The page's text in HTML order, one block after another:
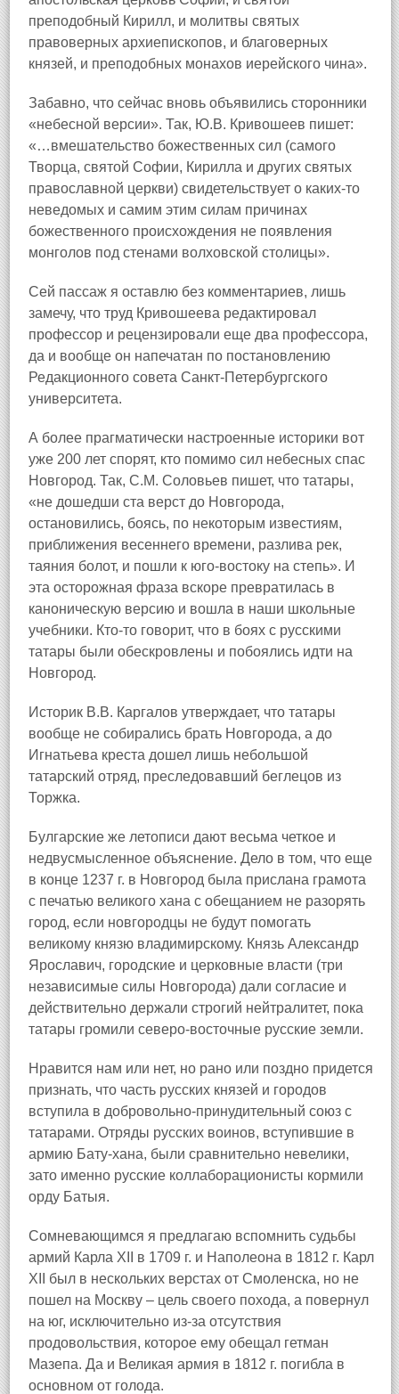
преподобный Кирилл, и молитвы святых
правоверных архиепископов, и благоверных
князей, и преподобных монахов иерейского чина».
Забавно, что сейчас вновь объявились сторонники
«небесной версии». Так, Ю.В. Кривошеев пишет:
«…вмешательство божественных сил (самого
Творца, святой Софии, Кирилла и других святых
православной церкви) свидетельствует о каких-то
неведомых и самим этим силам причинах
божественного происхождения не появления
монголов под стенами волховской столицы».
Сей пассаж я оставлю без комментариев, лишь
замечу, что труд Кривошеева редактировал
профессор и рецензировали еще два профессора,
да и вообще он напечатан по постановлению
Редакционного совета Санкт-Петербургского
университета.
А более прагматически настроенные историки вот
уже 200 лет спорят, кто помимо сил небесных спас
Новгород. Так, С.М. Соловьев пишет, что татары,
«не дошедши ста верст до Новгорода,
остановились, боясь, по некоторым известиям,
приближения весеннего времени, разлива рек,
таяния болот, и пошли к юго-востоку на степь». И
эта осторожная фраза вскоре превратилась в
каноническую версию и вошла в наши школьные
учебники. Кто-то говорит, что в боях с русскими
татары были обескровлены и побоялись идти на
Новгород.
Историк В.В. Каргалов утверждает, что татары
вообще не собирались брать Новгорода, а до
Игнатьева креста дошел лишь небольшой
татарский отряд, преследовавший беглецов из
Торжка.
Булгарские же летописи дают весьма четкое и
недвусмысленное объяснение. Дело в том, что еще
в конце 1237 г. в Новгород была прислана грамота
с печатью великого хана с обещанием не разорять
город, если новгородцы не будут помогать
великому князю владимирскому. Князь Александр
Ярославич, городские и церковные власти (три
независимые силы Новгорода) дали согласие и
действительно держали строгий нейтралитет, пока
татары громили северо-восточные русские земли.
Нравится нам или нет, но рано или поздно придется
признать, что часть русских князей и городов
вступила в добровольно-принудительный союз с
татарами. Отряды русских воинов, вступившие в
армию Бату-хана, были сравнительно невелики,
зато именно русские коллаборационисты кормили
орду Батыя.
Сомневающимся я предлагаю вспомнить судьбы
армий Карла XII в 1709 г. и Наполеона в 1812 г. Карл
XII был в нескольких верстах от Смоленска, но не
пошел на Москву – цель своего похода, а повернул
на юг, исключительно из-за отсутствия
продовольствия, которое ему обещал гетман
Мазепа. Да и Великая армия в 1812 г. погибла в
основном от голода.